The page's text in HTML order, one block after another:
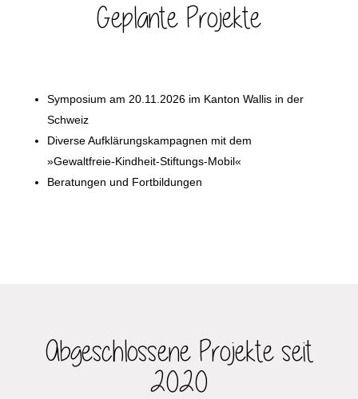
Geplante Projekte
Symposium am 20.11.2026 im Kanton Wallis in der
Schweiz
Diverse Aufklärungskampagnen mit dem
»Gewaltfreie-Kindheit-Stiftungs-Mobil«
Beratungen und Fortbildungen
Abgeschlossene Projekte seit
2020